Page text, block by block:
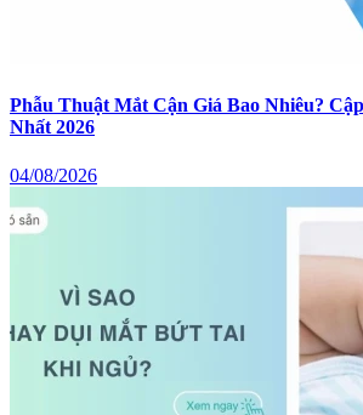
Phẫu Thuật Mắt Cận Giá Bao Nhiêu?
Nhất 2026
04/08/2026